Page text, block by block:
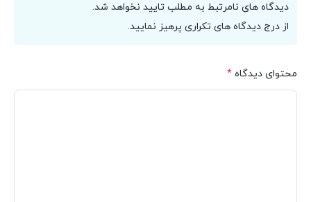
دیدگاه های نامرتبط به مطلب تایید نخواهد شد.
از درج دیدگاه های تکراری پرهیز نمایید.
محتوای دیدگاه *